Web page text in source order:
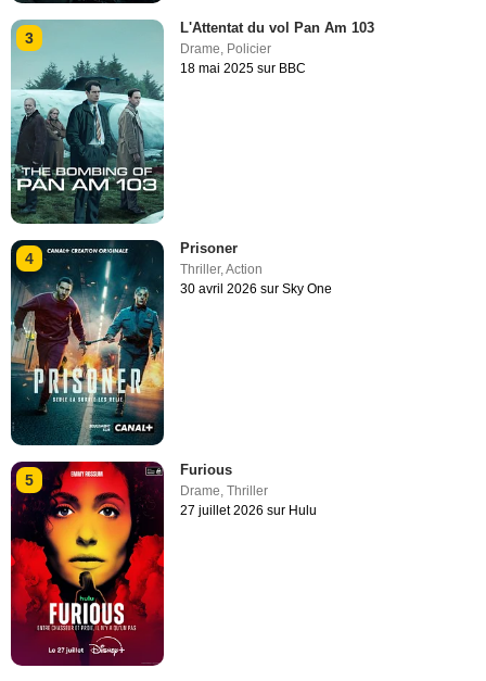
3
L'Attentat du vol Pan Am 103
Drame, Policier
18 mai 2025 sur BBC
4
Prisoner
Thriller,Action
30 avril 2026 sur Sky One
5
Furious
Drame ,Thriller
27 juillet 2026 sur Hulu